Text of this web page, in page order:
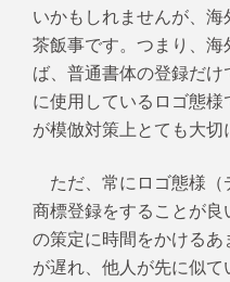
いかもしれませんが、
茶飯事です。つまり、
ば、普通書体の登録だ
に使用しているロゴ態様
が模倣対策上とても大切
ただ、常にロゴ態様（
商標登録をすることが
の策定に時間をかける
が遅れ、他人が先に似